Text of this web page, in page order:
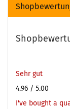
Sehr gut
4.96 / 5.00
I've bought a